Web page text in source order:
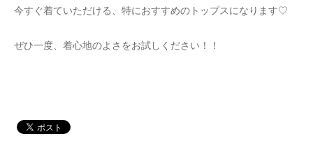
今すぐ着ていただける、特におすすめのトップスになります♡
ぜひ一度、着心地のよさをお試しください！！